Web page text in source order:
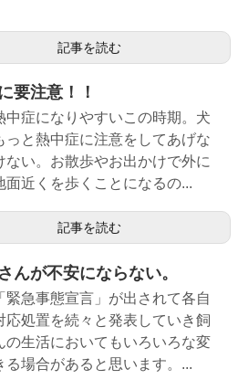
記事を読む
要注意！！
中症になりやすいこの時期。犬
っと熱中症に注意をしてあげな
ない。お散歩やお出かけで外に
面近くを歩くことになるの...
記事を読む
んが不安にならない。
緊急事態宣言」が出されて各自
応処置を続々と発表していき飼
の生活においてもいろいろな変
る場合があると思います。...